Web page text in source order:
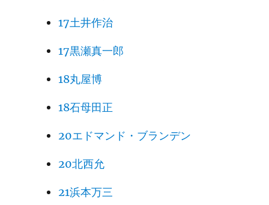
17土井作治
17黒瀬真一郎
18丸屋博
18石母田正
20エドマンド・ブランデン
20北西允
21浜本万三